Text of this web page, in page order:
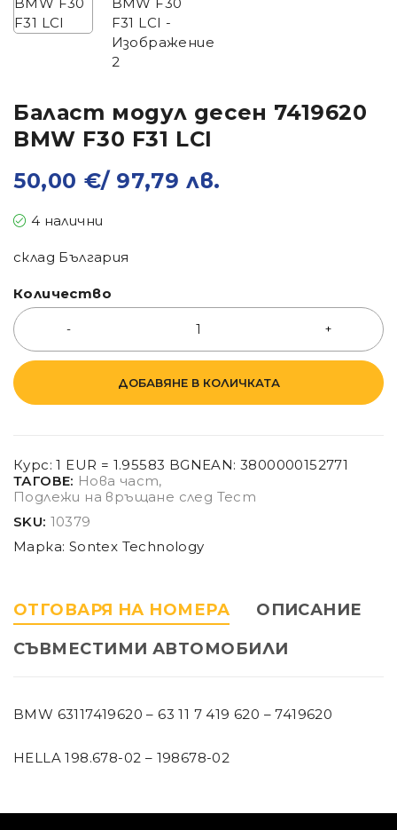
Баласт модул десен 7419620
BMW F30 F31 LCI
50,00 €/ 97,79 лв.
4 налични
склад България
Количество
ДОБАВЯНЕ В КОЛИЧКАТА
Курс: 1 EUR = 1.95583 BGNEAN: 3800000152771
ТАГОВЕ: Нова част,
Подлежи на връщане след Тест
SKU: 10379
Марка: Sontex Technology
ОТГОВАРЯ НА НОМЕРА
ОПИСАНИЕ
СЪВМЕСТИМИ АВТОМОБИЛИ
BMW 63117419620 – 63 11 7 419 620 – 7419620
HELLA 198.678-02 – 198678-02